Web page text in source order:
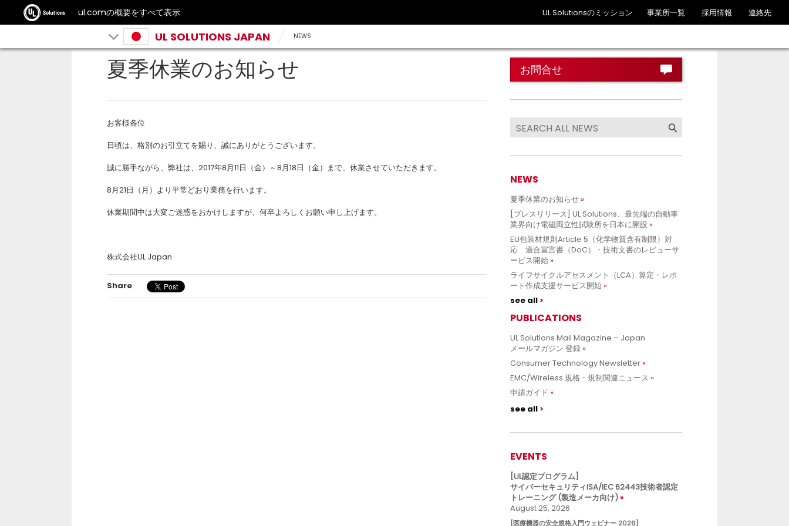
ul.comの概要をすべて表示 UL Solutionsのミッション 事業所一覧 採用情報 連絡先
UL SOLUTIONS JAPAN NEWS
夏季休業のお知らせ
お客様各位
日頃は、格別のお引立てを賜り、誠にありがとうございます。
誠に勝手ながら、弊社は、 2017年8月11日（金）～8月18日（金）まで、休業させていただきます。
8月21日（月）より平常どおり業務を行います。
休業期間中は大変ご迷惑をおかけしますが、何卒よろしくお願い申し上げます。
株式会社UL Japan
Share
お問合せ
NEWS
夏季休業のお知らせ
[プレスリリース] UL Solutions、最先端の自動車
業界向け電磁両立性試験所を日本に開設
EU包装材規則Article 5（化学物質含有制限）対
応 適合宣言書（DoC）・技術文書のレビューサ
ービス開始
ライフサイクルアセスメント（LCA）算定・レポ
ート作成支援サービス開始
see all
PUBLICATIONS
UL Solutions Mail Magazine – Japan
メールマガジン 登録
Consumer Technology Newsletter
EMC/Wireless 規格・規制関連ニュース
申請ガイド
see all
EVENTS
[UL認定プログラム]
サイバーセキュリティISA/IEC 62443技術者認定
トレーニング (製造メーカ向け)
August 25, 2026
[医療機器の安全規格入門ウェビナー 2026]